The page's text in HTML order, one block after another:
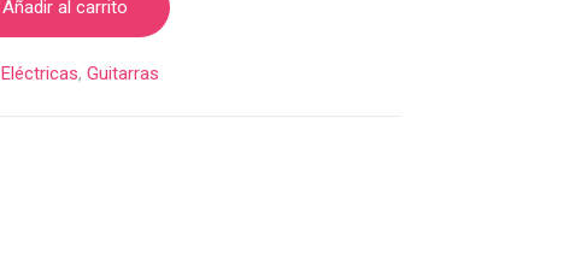
Añadir al carrito
Eléctricas, Guitarras